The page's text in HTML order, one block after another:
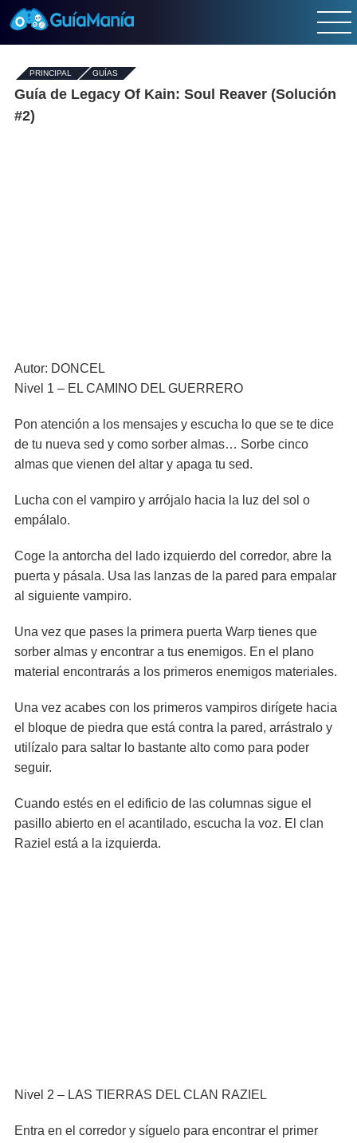
PRINCIPAL - GUÍAS-
Guía de Legacy Of Kain: Soul Reaver (Solución
#2)
Autor: DONCEL
Nivel 1 – EL CAMINO DEL GUERRERO
Pon atención a los mensajes y escucha lo que se te dice
de tu nueva sed y como sorber almas… Sorbe cinco
almas que vienen del altar y apaga tu sed.
Lucha con el vampiro y arrójalo hacia la luz del sol o
empálalo.
Coge la antorcha del lado izquierdo del corredor, abre la
puerta y pásala. Usa las lanzas de la pared para empalar
al siguiente vampiro.
Una vez que pases la primera puerta Warp tienes que
sorber almas y encontrar a tus enemigos. En el plano
material encontrarás a los primeros enemigos materiales.
Una vez acabes con los primeros vampiros dirígete hacia
el bloque de piedra que está contra la pared, arrástralo y
utilízalo para saltar lo bastante alto como para poder
seguir.
Cuando estés en el edificio de las columnas sigue el
pasillo abierto en el acantilado, escucha la voz. El clan
Raziel está a la izquierda.
Nivel 2 – LAS TIERRAS DEL CLAN RAZIEL
Entra en el corredor y síguelo para encontrar el primer